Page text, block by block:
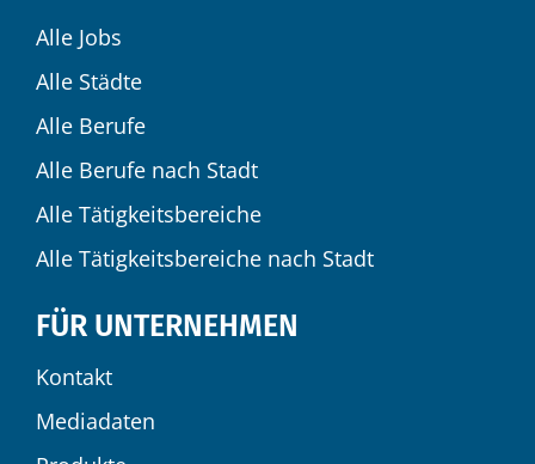
Alle Jobs
Alle Städte
Alle Berufe
Alle Berufe nach Stadt
Alle Tätigkeitsbereiche
Alle Tätigkeitsbereiche nach Stadt
FÜR UNTERNEHMEN
Kontakt
Mediadaten